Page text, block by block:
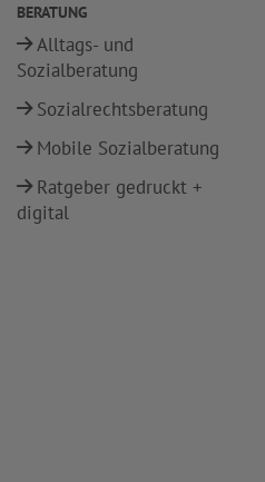
BERATUNG
Alltags- und
Sozialberatung
Sozialrechtsberatung
Mobile Sozialberatung
Ratgeber gedruckt +
digital